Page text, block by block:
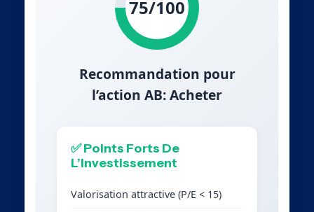
75/100
Recommandation pour
l’action AB: Acheter
✅ Points Forts De
L’Investissement
Valorisation attractive (P/E < 15)